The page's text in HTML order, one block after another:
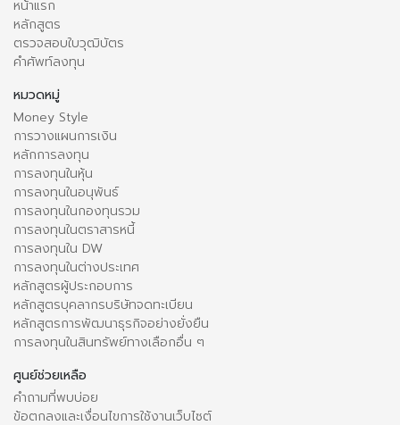
หน้าแรก
หลักสูตร
ตรวจสอบใบวุฒิบัตร
คำศัพท์ลงทุน
หมวดหมู่
Money Style
การวางแผนการเงิน
หลักการลงทุน
การลงทุนในหุ้น
การลงทุนในอนุพันธ์
การลงทุนในกองทุนรวม
การลงทุนในตราสารหนี้
การลงทุนใน DW
การลงทุนในต่างประเทศ
หลักสูตรผู้ประกอบการ
หลักสูตรบุคลากรบริษัทจดทะเบียน
หลักสูตรการพัฒนาธุรกิจอย่างยั่งยืน
การลงทุนในสินทรัพย์ทางเลือกอื่น ๆ
ศูนย์ช่วยเหลือ
คำถามที่พบบ่อย
ข้อตกลงและเงื่อนไขการใช้งานเว็บไซต์